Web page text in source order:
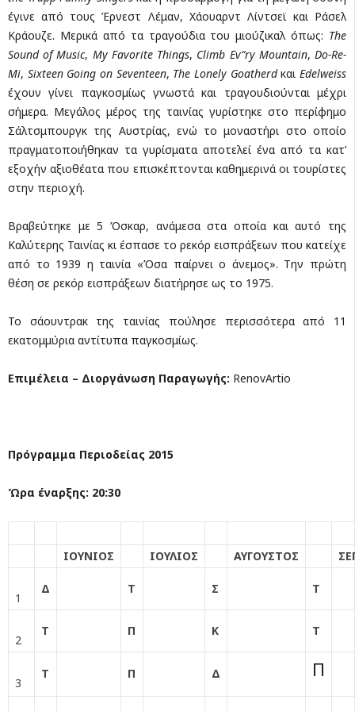
έγινε από τους Έρνεστ Λέμαν, Χάουαρντ Λίντσεϊ και Ράσελ
Κράουζε. Μερικά από τα τραγούδια του μιούζικαλ όπως: The
Sound of Music, My Favorite Things, Climb Ev“ry Mountain,Do-Re-
Mi, Sixteen Going on Seventeen, The Lonely GoatherdκαιEdelweiss
έχουν γίνει παγκοσμίως γνωστά και τραγουδιούνται μέχρι
σήμερα. Μεγάλος μέρος της ταινίας γυρίστηκε στο περίφημο
Σάλτσμπουργκ της Αυστρίας, ενώ το μοναστήρι στο οποίο
πραγματοποιήθηκαν τα γυρίσματα αποτελεί ένα από τα κατ’
εξοχήν αξιοθέατα που επισκέπτονται καθημερινά οι τουρίστες
στην περιοχή.
Βραβεύτηκε με 5 Όσκαρ, ανάμεσα στα οποία και αυτό της
Καλύτερης Ταινίας κι έσπασε το ρεκόρ εισπράξεων που κατείχε
από το 1939 η ταινία «Όσα παίρνει ο άνεμος». Την πρώτη
θέση σε ρεκόρ εισπράξεων διατήρησε ως το 1975.
Το σάουντρακ της ταινίας πούλησε περισσότερα από 11
εκατομμύρια αντίτυπα παγκοσμίως.
Επιμέλεια – Διοργάνωση Παραγωγής: RenovArtio
Πρόγραμμα Περιοδείας 2015
Ώρα έναρξης: 20:30
ΙΟΥΝΙΟΣ ΙΟΥΛΙΟΣ ΑΥΓΟΥΣΤΟΣ
1
Δ Τ Σ Τ
2
Τ Π Κ Τ
3
Τ Π Δ Π